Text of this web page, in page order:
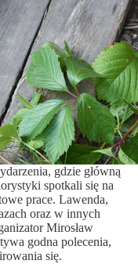
gdzie główną
spotkali się na
prace. Lawenda,
oraz w innych
Mirosław
godna polecenia,
się.